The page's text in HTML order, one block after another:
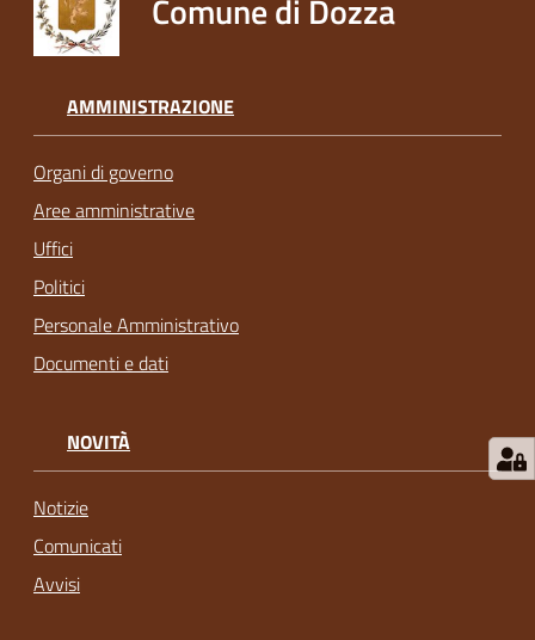
Comune di Dozza
AMMINISTRAZIONE
Organi di governo
Aree amministrative
Uffici
Politici
Personale Amministrativo
Documenti e dati
NOVITÀ
Notizie
Comunicati
Avvisi